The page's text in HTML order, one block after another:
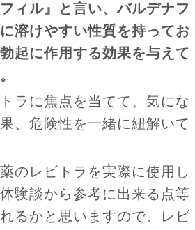
ィル』と言い、バルデナフ
溶けやすい性質を持ってお
起に作用する効果を与えて
ラに焦点を当てて、気にな
、危険性を一緒に紐解いて
のレビトラを実際に使用し
験談から参考に出来る点等
るかと思いますので、レビ